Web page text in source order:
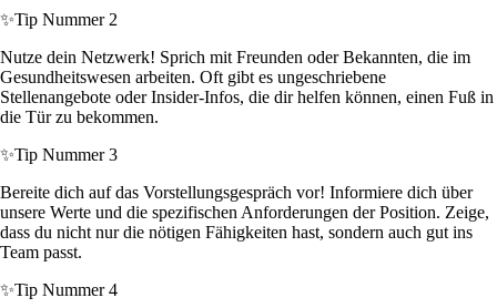
✨Tip Nummer 2
Nutze dein Netzwerk! Sprich mit Freunden oder Bekannten, die im
Gesundheitswesen arbeiten. Oft gibt es ungeschriebene
Stellenangebote oder Insider-Infos, die dir helfen können, einen Fuß in
die Tür zu bekommen.
✨Tip Nummer 3
Bereite dich auf das Vorstellungsgespräch vor! Informiere dich über
unsere Werte und die spezifischen Anforderungen der Position. Zeige,
dass du nicht nur die nötigen Fähigkeiten hast, sondern auch gut ins
Team passt.
✨Tip Nummer 4